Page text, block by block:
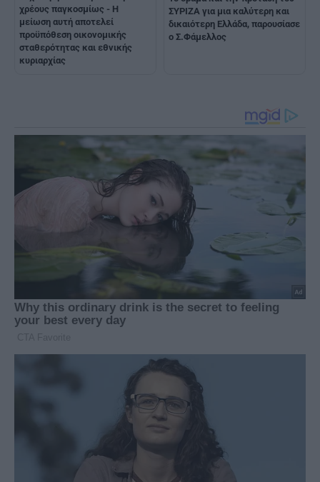
χρέους παγκοσμίως - Η
μείωση αυτή αποτελεί
προϋπόθεση οικονομικής
σταθερότητας και εθνικής
κυριαρχίας
ΣΥΡΙΖΑ για μια καλύτερη και
δικαιότερη Ελλάδα, παρουσίασε
ο Σ.Φάμελλος